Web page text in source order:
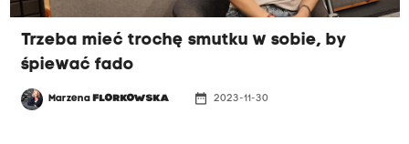
Trzeba mieć trochę smutku w sobie, by
śpiewać fado
Marzena FLORKOWSKA date_range 2023-11-30